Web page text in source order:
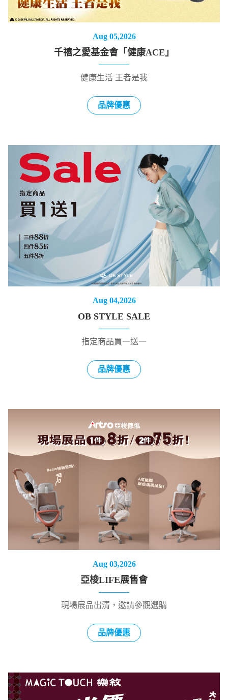
Aug 05,2026
千禧之愛基金會「健康ACE」
健康生活 王者是我
品牌優惠
Aug 04,2026
OB STYLE SALE
指定商品買一送一
品牌優惠
Aug 03,2026
亞梭LIFE展售會
現場展品出清，邀請參觀選購
品牌優惠